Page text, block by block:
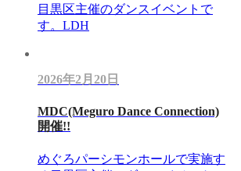
目黒区主催のダンスイベントで
す。LDH
2026年2月20日
MDC(Meguro Dance Connection)
開催!!
めぐろパーシモンホールで実施す